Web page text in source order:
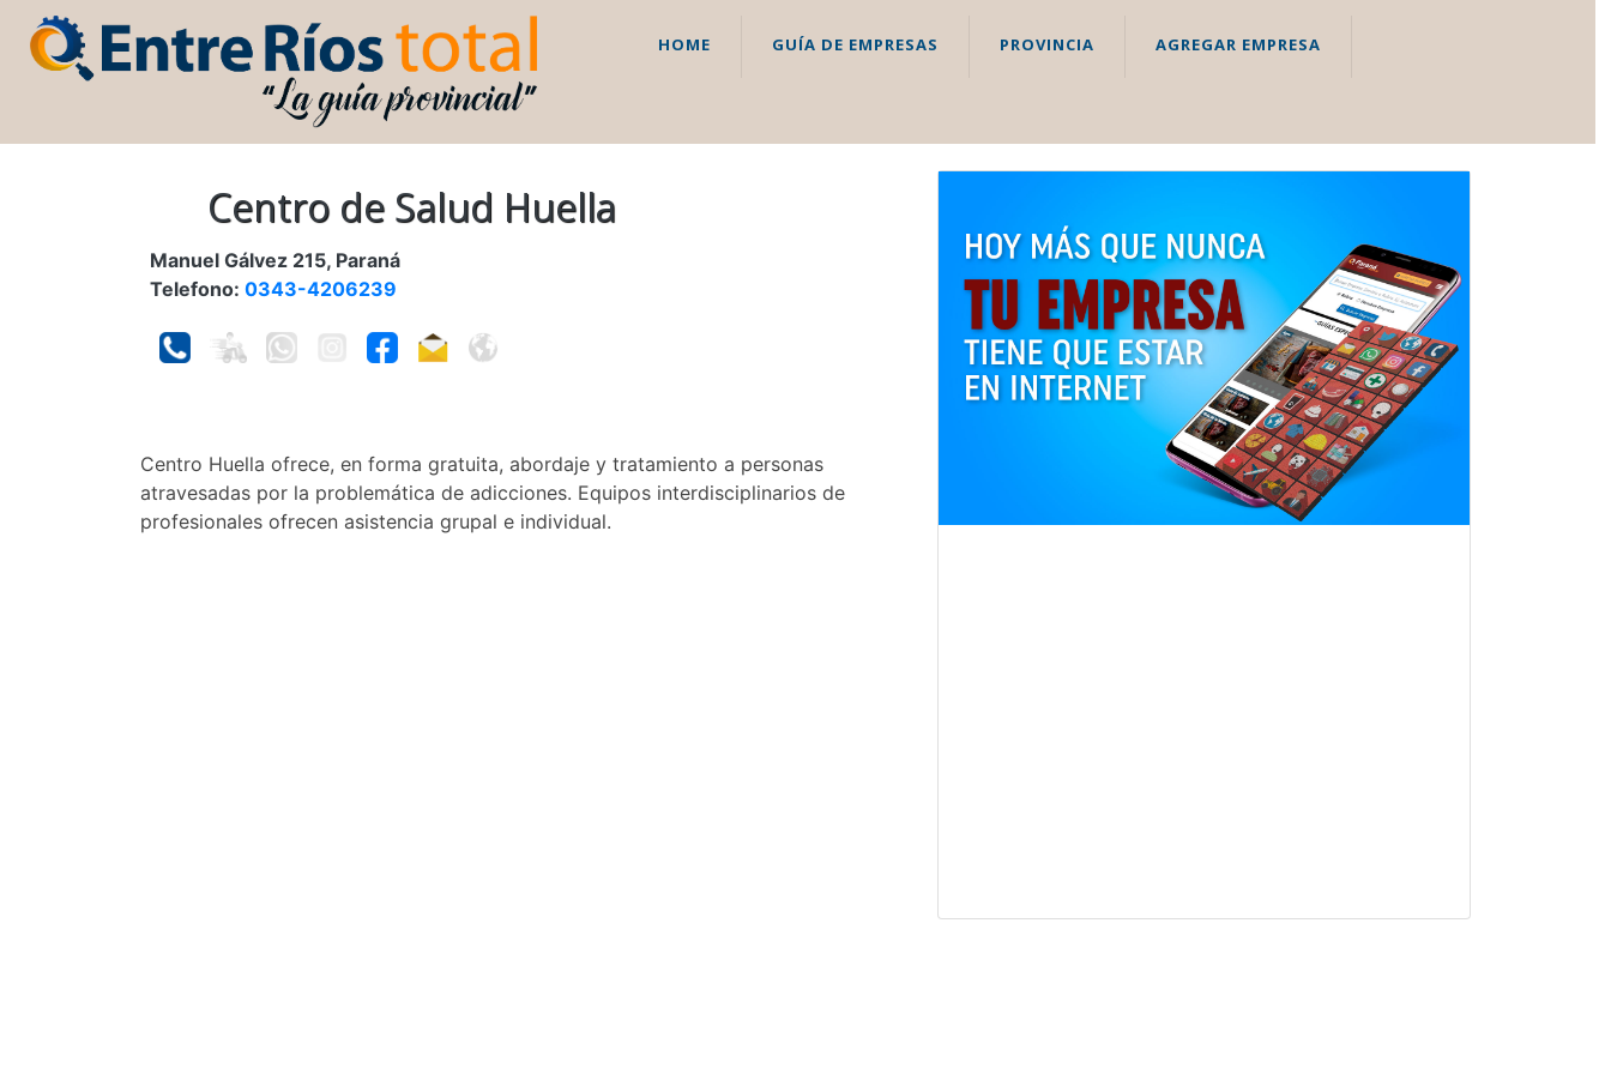
HOME GUÍA DE EMPRESAS PROVINCIA AGREGAR EMPRESA
Centro de Salud Huella
Manuel Gálvez 215, Paraná
Telefono: 0343-4206239
Centro Huella ofrece, en forma gratuita, abordaje y tratamiento a personas
atravesadas por la problemática de adicciones. Equipos interdisciplinarios de
profesionales ofrecen asistencia grupal e individual.